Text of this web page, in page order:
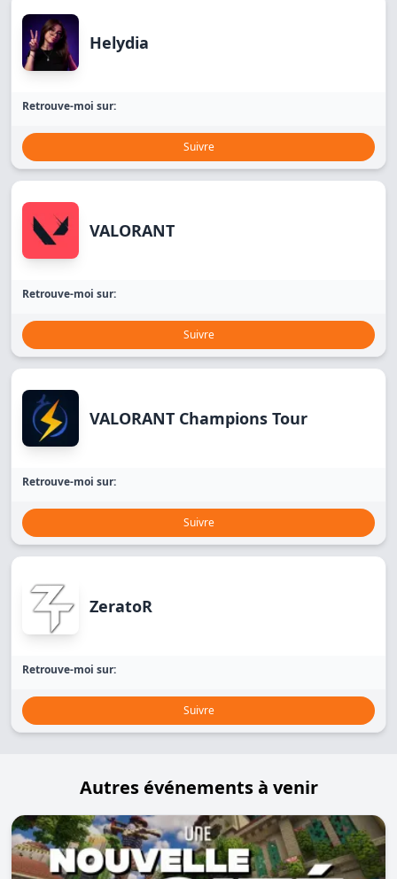
Helydia
Retrouve-moi sur:
Suivre
VALORANT
Retrouve-moi sur:
Suivre
VALORANT Champions Tour
Retrouve-moi sur:
Suivre
ZeratoR
Retrouve-moi sur:
Suivre
Autres événements à venir